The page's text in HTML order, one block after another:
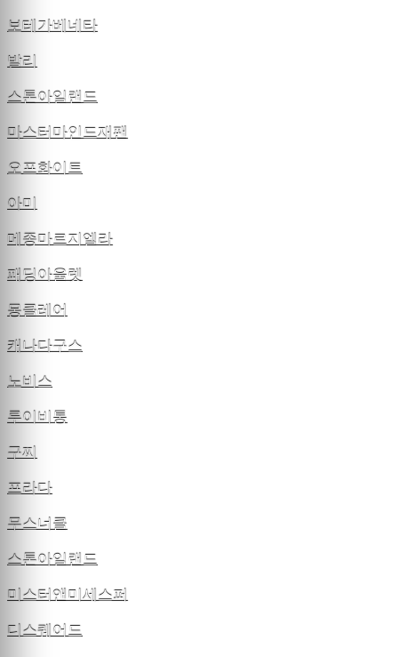
보테가베네타
발리
스톤아일랜드
마스터마인드재팬
오프화이트
아미
메종마르지엘라
패딩아울렛
몽클레어
캐나다구스
노비스
루이비통
구찌
프라다
무스너클
스톤아일랜드
미스터앤미세스퍼
디스퀘어드